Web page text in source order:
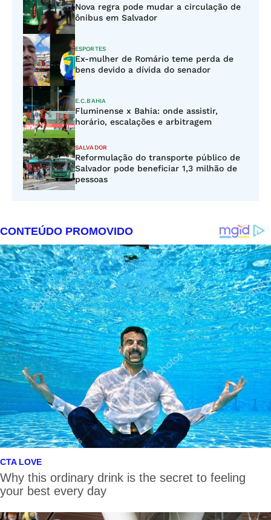
Nova regra pode mudar a circulação de
ônibus em Salvador
ESPORTES
Ex-mulher de Romário teme perda de
bens devido a dívida do senador
E.C.BAHIA
Fluminense x Bahia: onde assistir,
horário, escalações e arbitragem
SALVADOR
Reformulação do transporte público de
Salvador pode beneficiar 1,3 milhão de
pessoas